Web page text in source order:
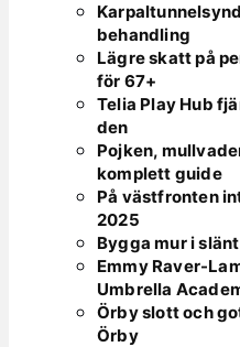
behandling
Lägre skatt på
för 67+
Telia Play Hub
den
Pojken,
komplett guide
På västfronten
2025
Bygga mur i
Emmy Raver-
Umbrella
Örby slott och
Örby